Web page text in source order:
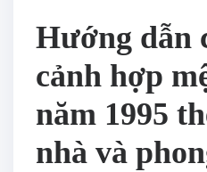
Hướng dẫn
cảnh hợp
năm 1995
nhà và